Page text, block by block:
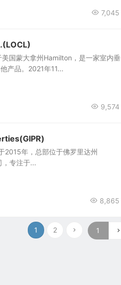
7,045
国蒙大拿州Hamilton，是一家室内垂
产品。2021年11...
9,574
2015年，总部位于佛罗里达州
，专注于...
8,865
1 2